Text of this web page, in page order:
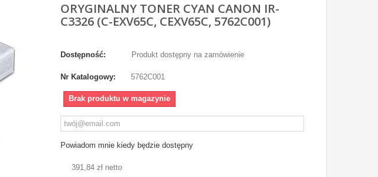
ORYGINALNY TONER CYAN CANON IR-
C3326 (C-EXV65C, CEXV65C, 5762C001)
Dostępność: Produkt dostępny na zamówienie
Nr Katalogowy: 5762C001
Brak produktu w magazynie
Powiadom mnie kiedy będzie dostępny
391,84 zł netto